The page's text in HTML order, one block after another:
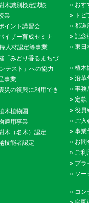
木識別検定試験
業
イント講習会
イザー育成セミナ－
人材認定等事業
「みどり香るまちづ
テスト」への協力
事業
災の復興に利用でき
木植物園
適用事業
木（名木）認定
技能者認定
» おす
» ト
» 都道
» 記念
» 東日
» 植木
» 沿革
» 事務
» 定款
» 役員
» ご入
» 事業
» お問
» ご利
» プラ
» ソー
» コン